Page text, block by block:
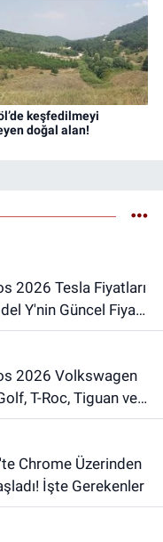
keşfedilmeyi
doğal alan!
Y'nin Güncel Fiyatı
T-Roc, Tiguan ve
İşte Gerekenler